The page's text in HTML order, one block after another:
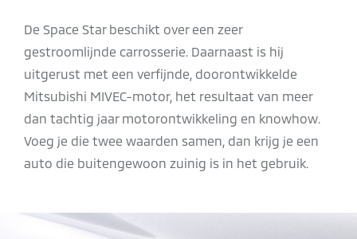
De Space Star beschikt over een zeer
gestroomlijnde carrosserie. Daarnaast is hij
uitgerust met een verfijnde, doorontwikkelde
Mitsubishi MIVEC-motor, het resultaat van meer
dan tachtig jaar motorontwikkeling en knowhow.
Voeg je die twee waarden samen, dan krijg je een
auto die buitengewoon zuinig is in het gebruik.